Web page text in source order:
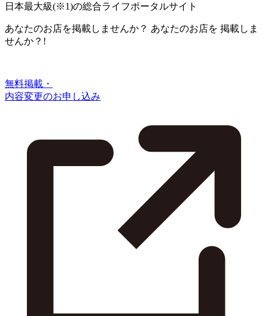
日本最大級(※1)の総合ライフポータルサイト
あなたのお店を掲載しませんか？ あなたのお店を 掲載しま
せんか？!
無料掲載・
内容変更のお申し込み